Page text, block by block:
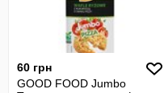
60 грн
GOOD FOOD Jumbo